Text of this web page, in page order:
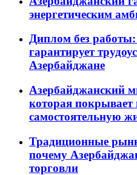
энергетическим
Диплом без работы:
гарантирует
Азербайджане
Азербайджанский
которая
самостоятельную
Традиционные
почему
торговли